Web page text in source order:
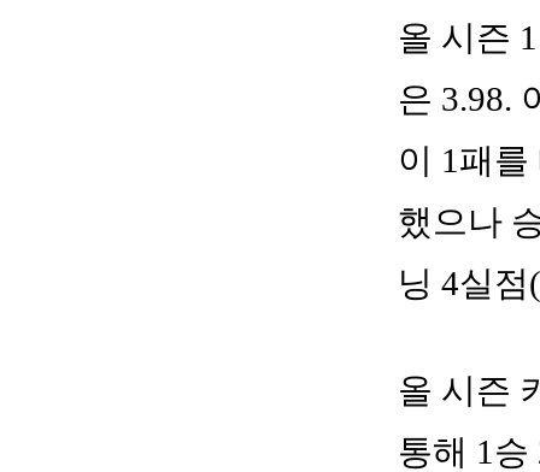
올 시즌
은 3.98.
이 1패
했으나
닝 4실
올 시즌
통해 1